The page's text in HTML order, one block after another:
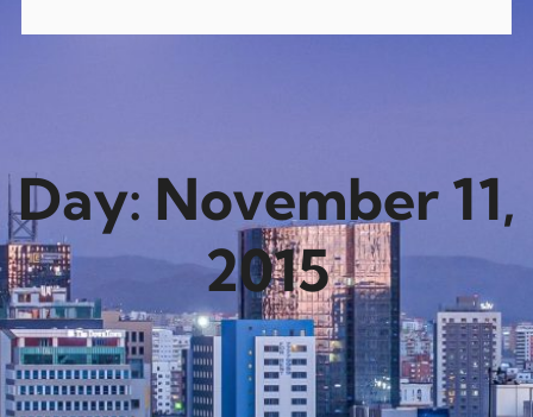
Day: November 11,
2015